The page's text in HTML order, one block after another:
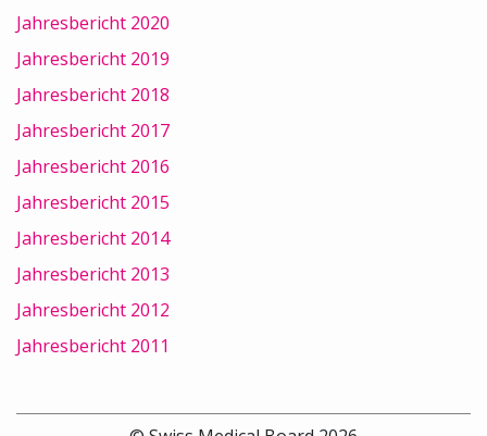
Jahresbericht 2020
Jahresbericht 2019
Jahresbericht 2018
Jahresbericht 2017
Jahresbericht 2016
Jahresbericht 2015
Jahresbericht 2014
Jahresbericht 2013
Jahresbericht 2012
Jahresbericht 2011